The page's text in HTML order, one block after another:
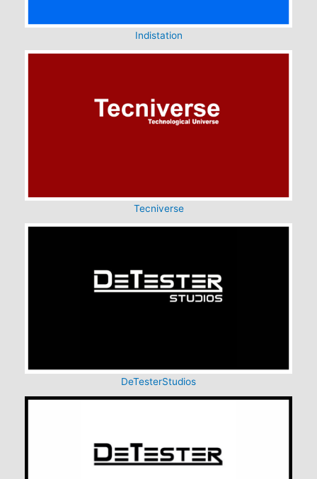
Indistation
Tecniverse
DeTesterStudios